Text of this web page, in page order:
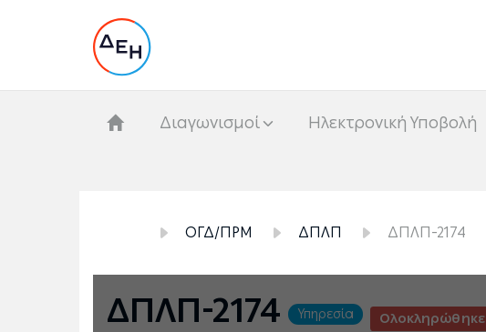
Διαγωνισμοί Hλεκτρονική Υποβολή
ΟΓΔ/ΠΡΜ ΔΠΛΠ ΔΠΛΠ-2174
ΔΠΛΠ-2174 Υπηρεσία Ολοκληρώθηκε